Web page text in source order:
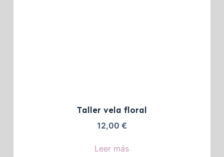
Taller vela floral
12,00 €
Leer más